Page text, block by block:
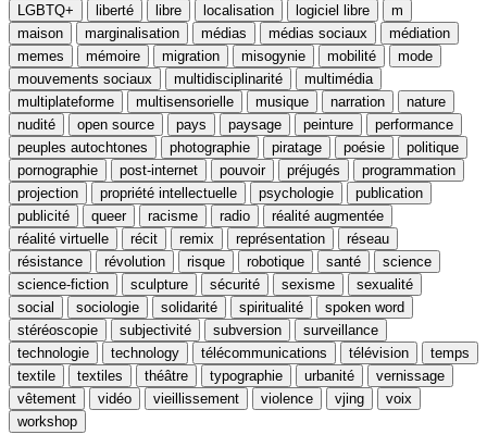
LGBTQ+
liberté libre localisation logiciel libre
m
maison
marginalisation médias médias sociaux
médiation
memes
mémoire migration misogynie mobilité
mode
mouvements sociaux
multidisciplinarité
multimédia
multiplateforme
multisensorielle musique narration
nature
nudité
open source pays paysage peinture
performance
peuples autochtones
photographie piratage poésie
politique
pornographie
post-internet pouvoir préjugés
programmation
projection
propriété intellectuelle psychologie
publication
publicité
queer racisme radio
réalité augmentée
réalité virtuelle
récit remix représentation
réseau
résistance
révolution risque robotique santé
science
science-fiction
sculpture sécurité sexisme
sexualité
social
sociologie solidarité spiritualité
spoken word
stéréoscopie
subjectivité subversion
surveillance
technologie
technology télécommunications télévision
temps
textile
textiles théâtre typographie urbanité
vernissage
vêtement
vidéo vieillissement violence vjing
voix
workshop